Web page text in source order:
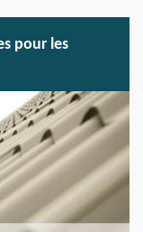
pour les